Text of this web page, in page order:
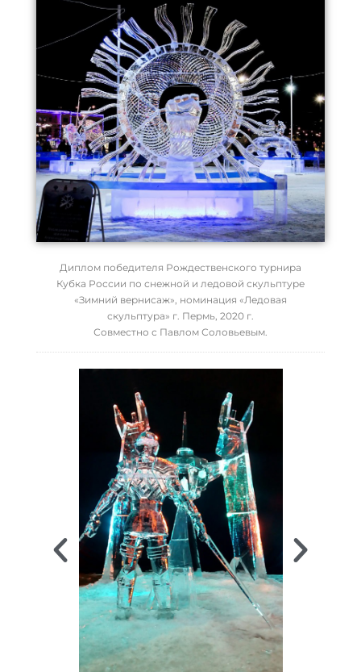
Диплом победителя Рождественского турнира
Кубка России по снежной и ледовой скульптуре
«Зимний вернисаж», номинация «Ледовая
скульптура» г. Пермь, 2020 г.
Совместно с Павлом Соловьевым.